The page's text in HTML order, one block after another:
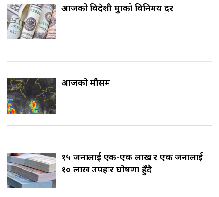
आजको विदेशी मुद्राको विनिमय दर
आजको मौसम
१५ जनालाई एक-एक लाख र एक जनालाई
१० लाख उपहार घोषणा हुँदै